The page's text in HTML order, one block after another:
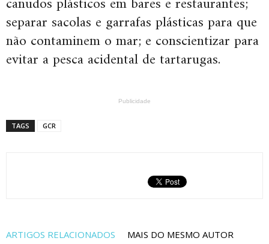
separar sacolas e garrafas plásticas para que
não contaminem o mar; e conscientizar para
evitar a pesca acidental de tartarugas.
Publicidade
TAGS GCR
ARTIGOS RELACIONADOS MAIS DO MESMO AUTOR